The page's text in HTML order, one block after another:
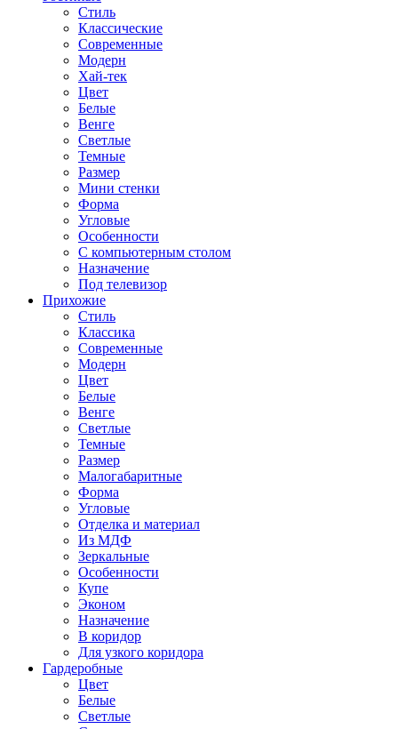
Стиль
Классические
Современные
Модерн
Хай-тек
Цвет
Белые
Венге
Светлые
Темные
Размер
Мини стенки
Форма
Угловые
Особенности
С компьютерным столом
Назначение
Под телевизор
Прихожие
Стиль
Классика
Современные
Модерн
Цвет
Белые
Венге
Светлые
Темные
Размер
Малогабаритные
Форма
Угловые
Отделка и материал
Из МДФ
Зеркальные
Особенности
Купе
Эконом
Назначение
В коридор
Для узкого коридора
Гардеробные
Цвет
Белые
Светлые